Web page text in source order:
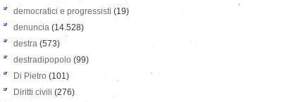
democratici e progressisti (19)
denuncia (14.528)
destra (573)
destradipopolo (99)
Di Pietro (101)
Diritti civili (276)